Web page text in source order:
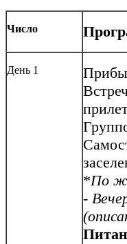
Число
День 1
*По
-